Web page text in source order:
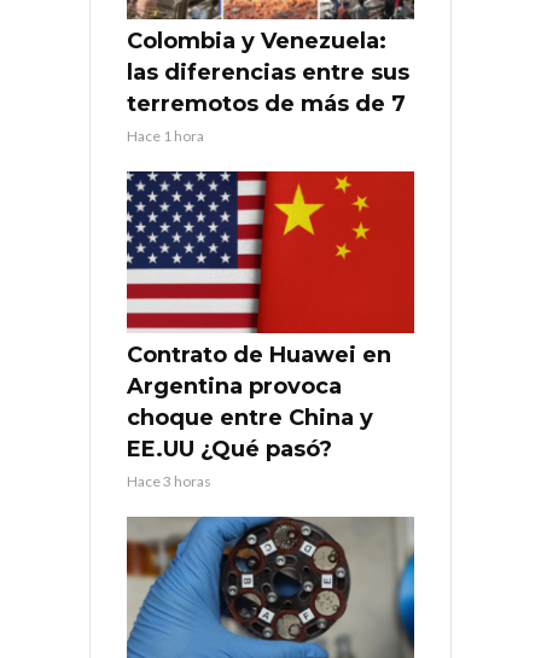
Colombia y Venezuela:
las diferencias entre sus
terremotos de más de 7
Hace 1 hora
Contrato de Huawei en
Argentina provoca
choque entre China y
EE.UU ¿Qué pasó?
Hace 3 horas